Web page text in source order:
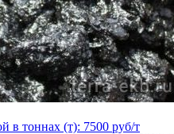
в тоннах (т): 7500 руб/т